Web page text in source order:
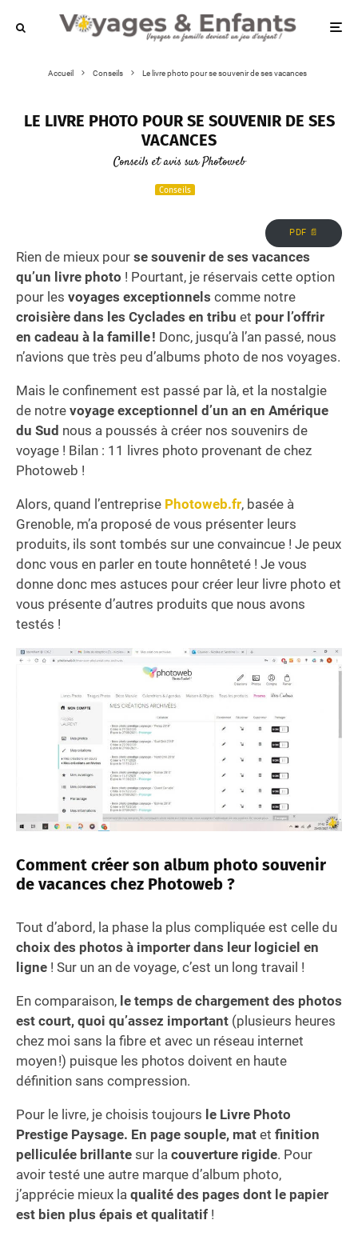
Accueil Conseils Le livre photo pour se souvenir de ses vacances
LE LIVRE PHOTO POUR SE SOUVENIR DE SES
VACANCES
Conseils et avis sur Photoweb
Conseils
PDF 📄
Rien de mieux pour se souvenir de ses vacances
qu’un livre photo ! Pourtant, je réservais cette option
pour les voyages exceptionnels comme notre
croisière dans les Cyclades en tribu et pour l’offrir
en cadeau à la famille ! Donc, jusqu’à l’an passé, nous
n’avions que très peu d’albums photo de nos voyages.
Mais le confinement est passé par là, et la nostalgie
de notre voyage exceptionnel d’un an en Amérique
du Sud nous a poussés à créer nos souvenirs de
voyage ! Bilan : 11 livres photo provenant de chez
Photoweb !
Alors, quand l’entreprise Photoweb.fr, basée à
Grenoble, m’a proposé de vous présenter leurs
produits, ils sont tombés sur une convaincue ! Je peux
donc vous en parler en toute honnêteté ! Je vous
donne donc mes astuces pour créer leur livre photo et
vous présente d’autres produits que nous avons
testés !
Comment créer son album photo souvenir
de vacances chez Photoweb ?
Tout d’abord, la phase la plus compliquée est celle du
choix des photos à importer dans leur logiciel en
ligne ! Sur un an de voyage, c’est un long travail !
En comparaison, le temps de chargement des photos
est court, quoi qu’assez important (plusieurs heures
chez moi sans la fibre et avec un réseau internet
moyen !) puisque les photos doivent en haute
définition sans compression.
Pour le livre, je choisis toujours le Livre Photo
Prestige Paysage. En page souple, mat et finition
pelliculée brillante sur la couverture rigide. Pour
avoir testé une autre marque d’album photo,
j’apprécie mieux la qualité des pages dont le papier
est bien plus épais et qualitatif !